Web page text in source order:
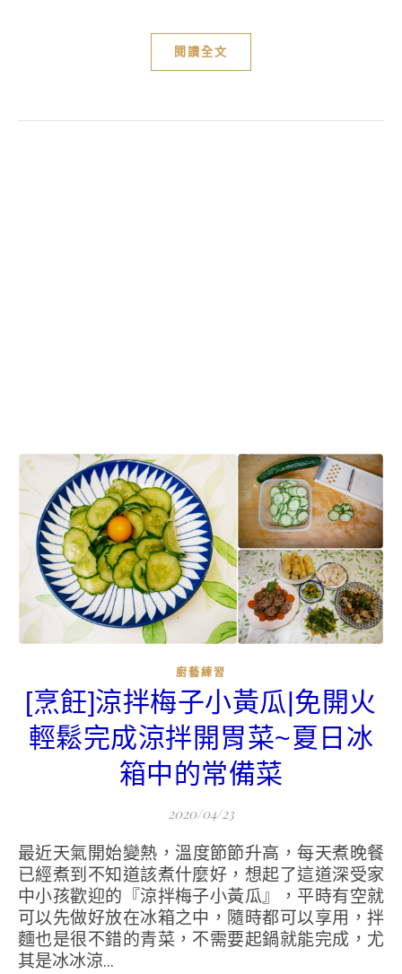
閱讀全文
廚藝練習
[烹飪]涼拌梅子小黃瓜|免開火
輕鬆完成涼拌開胃菜~夏日冰
箱中的常備菜
2020/04/23
最近天氣開始變熱，溫度節節升高，每天煮晚餐
已經煮到不知道該煮什麼好，想起了這道深受家
中小孩歡迎的『涼拌梅子小黃瓜』，平時有空就
可以先做好放在冰箱之中，隨時都可以享用，拌
麵也是很不錯的青菜，不需要起鍋就能完成，尤
其是冰冰涼...